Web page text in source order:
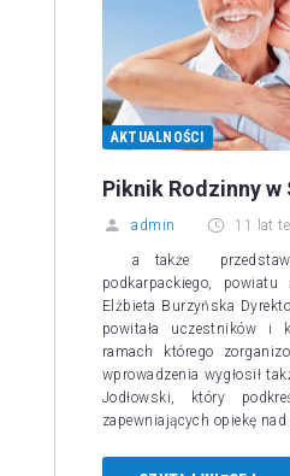
AKTUALNOŚCI
Piknik Rodzinny w
admin 11 lat
a także
podkarpackiego,
Elżbieta Burzyńska
powitała uczestników i
ramach którego
wprowadzenia wygłosił
Jodłowski, który
zapewniających opiekę